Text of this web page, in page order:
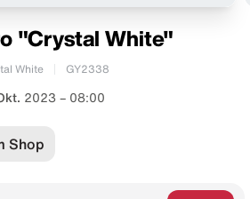
"Crystal White"
White GY2338
2023 – 08:00
Shop